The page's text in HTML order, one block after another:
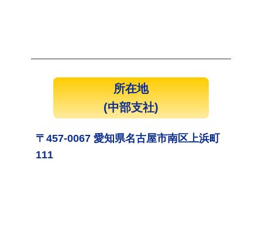
所在地
(中部支社)
〒457-0067 愛知県名古屋市南区上浜町
111